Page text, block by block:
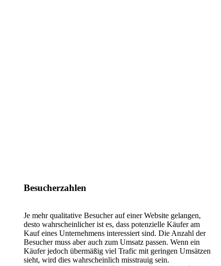
Besucherzahlen
Je mehr qualitative Besucher auf einer Website gelangen,
desto wahrscheinlicher ist es, dass potenzielle Käufer am
Kauf eines Unternehmens interessiert sind. Die Anzahl der
Besucher muss aber auch zum Umsatz passen. Wenn ein
Käufer jedoch übermäßig viel Trafic mit geringen Umsätzen
sieht, wird dies wahrscheinlich misstrauig sein.